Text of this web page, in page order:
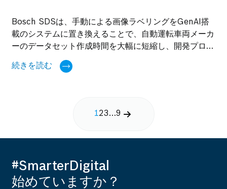
Bosch SDSは、手動による画像ラベリングをGenAI搭
載のシステムに置き換えることで、自動運転車両メーカ
ーのデータセット作成時間を大幅に短縮し、開発プロセ
ス全体のスピードアップを実現しました。詳細はこのケ
ーススタディでご確認ください。
続きを読む
123 …9
#SmarterDigital
始めていますか？